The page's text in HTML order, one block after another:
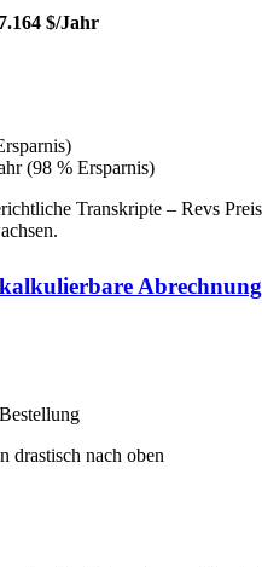
7.164 $/Jahr
(98 % Ersparnis)
Transkripte – Revs
drastisch nach oben